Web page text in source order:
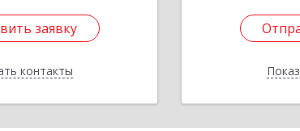
заявку
контакты
заявку
Назад